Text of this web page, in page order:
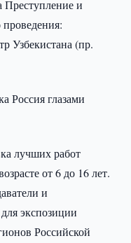
Преступление и
Узбекистана (пр.
Россия глазами
лучших работ
от 6 до 16 лет.
и
экспозиции
Российской